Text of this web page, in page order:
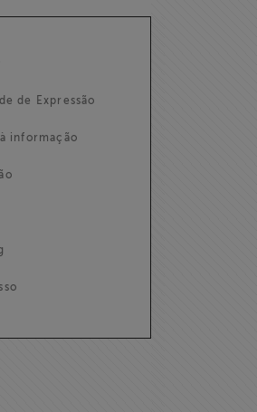
de Expressão
informação